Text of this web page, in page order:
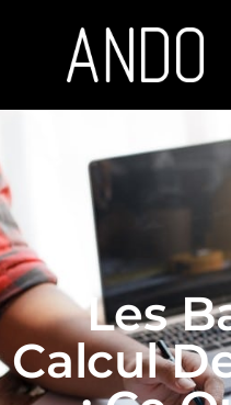
Les
Calcul